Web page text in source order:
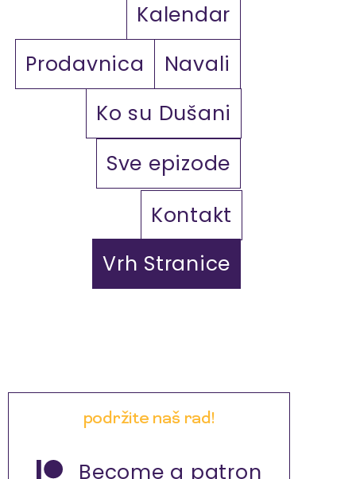
Kalendar
Prodavnica
Navali
Ko su Dušani
Sve epizode
Kontakt
Vrh Stranice
podržite naš rad!
Become a patron